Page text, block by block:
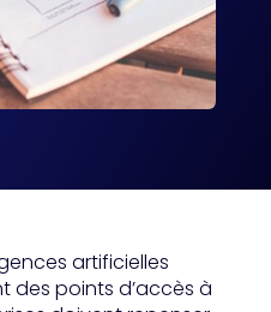
artificielles
des points d’accès à